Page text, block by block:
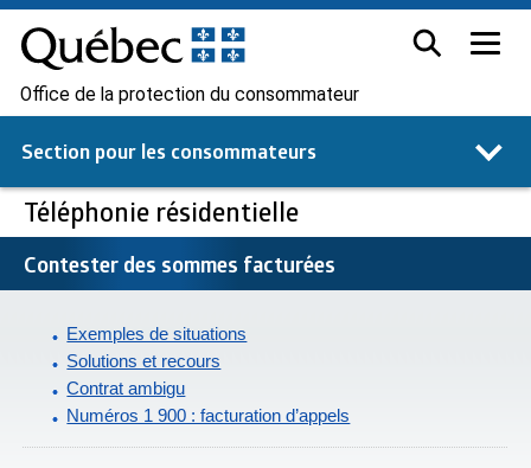
Office de la protection du consommateur
Section pour les consommateurs
Téléphonie résidentielle
Contester des sommes facturées
Exemples de situations
Solutions et recours
Contrat ambigu
Numéros 1 900 : facturation d’appels